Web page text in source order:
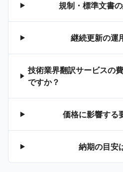
規制・標準文書
継続更新の運
技術業界翻訳サービスの
ですか？
価格に影響する
納期の目安